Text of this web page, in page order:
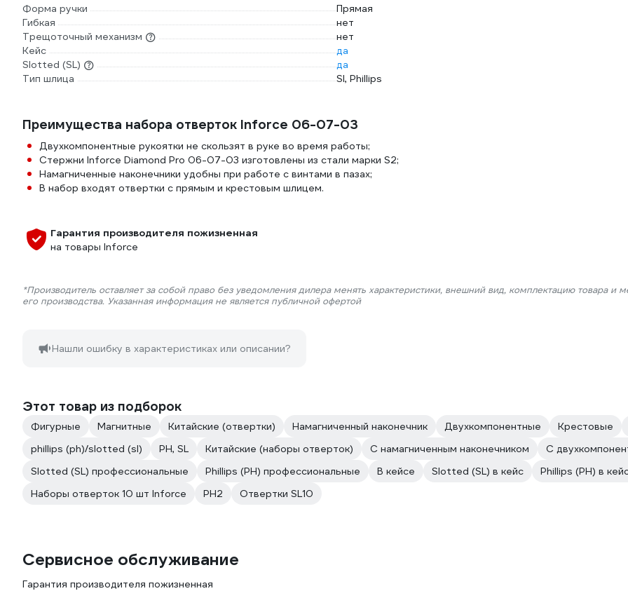
Форма ручки
Прямая
Гибкая
нет
Трещоточный механизм
нет
Кейс
да
Slotted (SL)
да
Тип шлица
Sl, Phillips
Преимущества набора отверток Inforce 06-07-03
Двухкомпонентные рукоятки не скользят в руке во время работы;
Стержни Inforce Diamond Pro 06-07-03 изготовлены из стали марки S2;
Намагниченные наконечники удобны при работе с винтами в пазах;
В набор входят отвертки с прямым и крестовым шлицем.
Гарантия производителя пожизненная
на товары Inforce
*Производитель оставляет за собой право без уведомления дилера менять характеристики, внешний вид, комплектацию товара и
его производства. Указанная информация не является публичной офертой
Нашли ошибку в характеристиках или описании?
Этот товар из подборок
Фигурные Магнитные Китайские (отвертки) Намагниченный наконечник Двухкомпонентные
Крестовые
phillips (ph)/slotted (sl)
PH, SL Китайские (наборы отверток) C намагниченным наконечником
С
Slotted (SL) профессиональные
Phillips (PH) профессиональные В кейсе Slotted (SL) в кейс
Phillips (PH) в
Наборы отверток 10 шт Inforce
PH2 Отвертки SL10
Сервисное обслуживание
Гарантия производителя пожизненная